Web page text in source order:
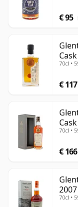
€ 95
70cl •
€ 117
70cl •
€ 166
70cl •